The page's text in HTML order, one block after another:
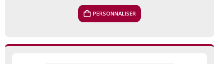
PERSONNALISER